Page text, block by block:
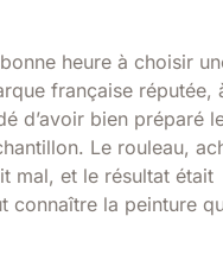
heure à choisir
française réputée,
d’avoir bien préparé
Le rouleau,
mal, et le résultat était
connaître la peinture